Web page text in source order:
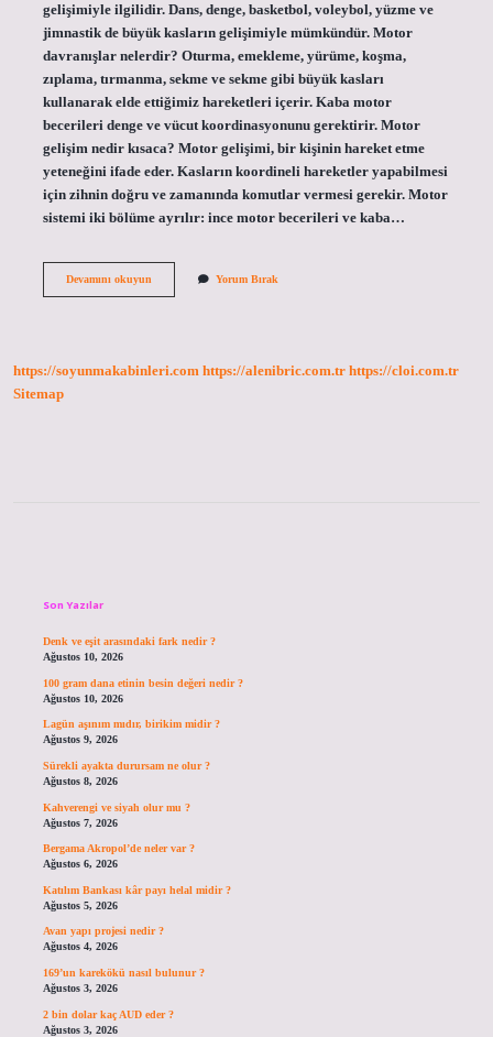
gelişimiyle ilgilidir. Dans, denge, basketbol, ​​voleybol, yüzme ve
jimnastik de büyük kasların gelişimiyle mümkündür. Motor
davranışlar nelerdir? Oturma, emekleme, yürüme, koşma,
zıplama, tırmanma, sekme ve sekme gibi büyük kasları
kullanarak elde ettiğimiz hareketleri içerir. Kaba motor
becerileri denge ve vücut koordinasyonunu gerektirir. Motor
gelişim nedir kısaca? Motor gelişimi, bir kişinin hareket etme
yeteneğini ifade eder. Kasların koordineli hareketler yapabilmesi
için zihnin doğru ve zamanında komutlar vermesi gerekir. Motor
sistemi iki bölüme ayrılır: ince motor becerileri ve kaba…
Devamını okuyunMotor
Yorum Bırak
https://soyunmakabinleri.com https://alenibric.com.tr https://cloi.com.tr
Sitemap
Son Yazılar
Denk ve eşit arasındaki fark nedir ?
Ağustos 10, 2026
100 gram dana etinin besin değeri nedir ?
Ağustos 10, 2026
Lagün aşınım mıdır, birikim midir ?
Ağustos 9, 2026
Sürekli ayakta durursam ne olur ?
Ağustos 8, 2026
Kahverengi ve siyah olur mu ?
Ağustos 7, 2026
Bergama Akropol’de neler var ?
Ağustos 6, 2026
Katılım Bankası kâr payı helal midir ?
Ağustos 5, 2026
Avan yapı projesi nedir ?
Ağustos 4, 2026
169’un karekökü nasıl bulunur ?
Ağustos 3, 2026
2 bin dolar kaç AUD eder ?
Ağustos 3, 2026